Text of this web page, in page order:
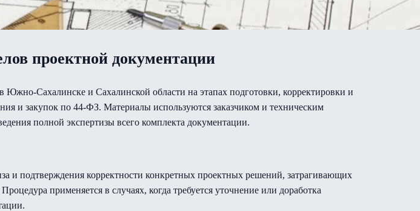
проектной документации
Южно-Сахалинске и Сахалинской области на этапах подготовки, корректировки и
и закупок по 44-ФЗ. Материалы используются заказчиком и техническим
полной экспертизы всего комплекта документации.
и подтверждения корректности конкретных проектных решений, затрагивающих
применяется в случаях, когда требуется уточнение или доработка